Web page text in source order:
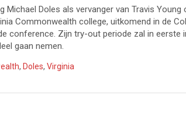
Michael Doles als vervanger van Travis
Commonwealth college, uitkomend in de
conference. Zijn try-out periode zal in
gaan nemen.
, Doles, Virginia